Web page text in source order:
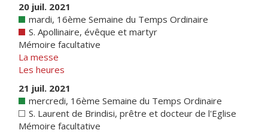
20 juil. 2021
mardi, 16ème Semaine du Temps Ordinaire
S. Apollinaire, évêque et martyr
Mémoire facultative
La messe
Les heures
21 juil. 2021
mercredi, 16ème Semaine du Temps Ordinaire
S. Laurent de Brindisi, prêtre et docteur de l'Eglise
Mémoire facultative